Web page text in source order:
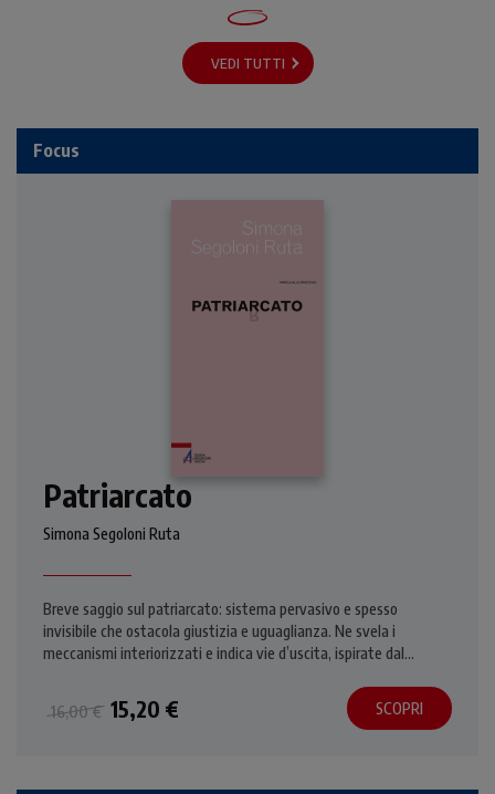
VEDI TUTTI
Focus
Patriarcato
Simona Segoloni Ruta
Breve saggio sul patriarcato: sistema pervasivo e spesso
invisibile che ostacola giustizia e uguaglianza. Ne svela i
meccanismi interiorizzati e indica vie d’uscita, ispirate dal
16,00 € 15,20 € SCOPRI